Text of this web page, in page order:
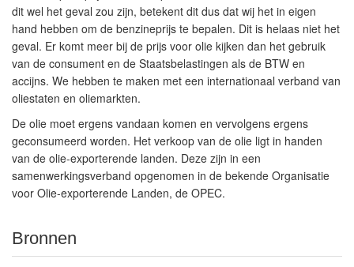
dit wel het geval zou zijn, betekent dit dus dat wij het in eigen
hand hebben om de benzineprijs te bepalen. Dit is helaas niet het
geval. Er komt meer bij de prijs voor olie kijken dan het gebruik
van de consument en de Staatsbelastingen als de BTW en
accijns. We hebben te maken met een internationaal verband van
oliestaten en oliemarkten.
De olie moet ergens vandaan komen en vervolgens ergens
geconsumeerd worden. Het verkoop van de olie ligt in handen
van de olie-exporterende landen. Deze zijn in een
samenwerkingsverband opgenomen in de bekende Organisatie
voor Olie-exporterende Landen, de OPEC.
Bronnen